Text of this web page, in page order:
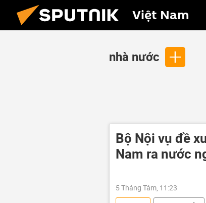
Việt Nam
nhà nước
Bộ Nội vụ đề
Nam ra nước
5 Tháng Tám, 11:23